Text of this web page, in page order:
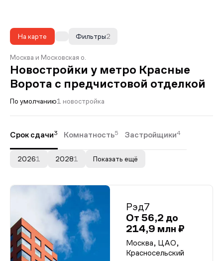
На карте 2
Фильтры
Москва и Московская о.
Новостройки у метро Красные
Ворота с предчистовой отделкой
По умолчанию1 новостройка
Срок сдачи3 Комнатность5 Застройщики4
20261 20281 Показать ещё
Рэд7
От 56,2 до
214,9 млн ₽
Москва, ЦАО,
Красносельский